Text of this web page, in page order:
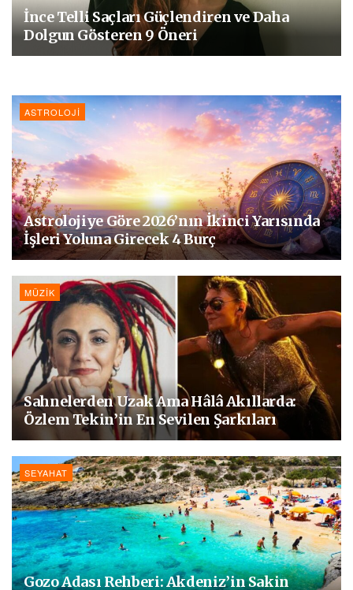
İnce Telli Saçları Güçlendiren ve Daha
Dolgun Gösteren 9 Öneri
ASTROLOJI
Astrolojiye Göre 2026’nın İkinci Yarısında
İşleri Yoluna Girecek 4 Burç
MÜZIK
Sahnelerden Uzak Ama Hâlâ Akıllarda:
Özlem Tekin’in En Sevilen Şarkıları
SEYAHAT
Gozo Adası Rehberi: Akdeniz’in Sakin